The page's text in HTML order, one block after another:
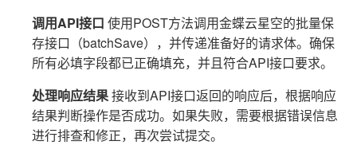
调用API接口 使用POST方法调用金蝶云星空的批量保
存接口（batchSave），并传递准备好的请求体。确保
所有必填字段都已正确填充，并且符合API接口要求。
处理响应结果接收到API接口返回的响应后，根据响应
结果判断操作是否成功。如果失败，需要根据错误信息
进行排查和修正，再次尝试提交。